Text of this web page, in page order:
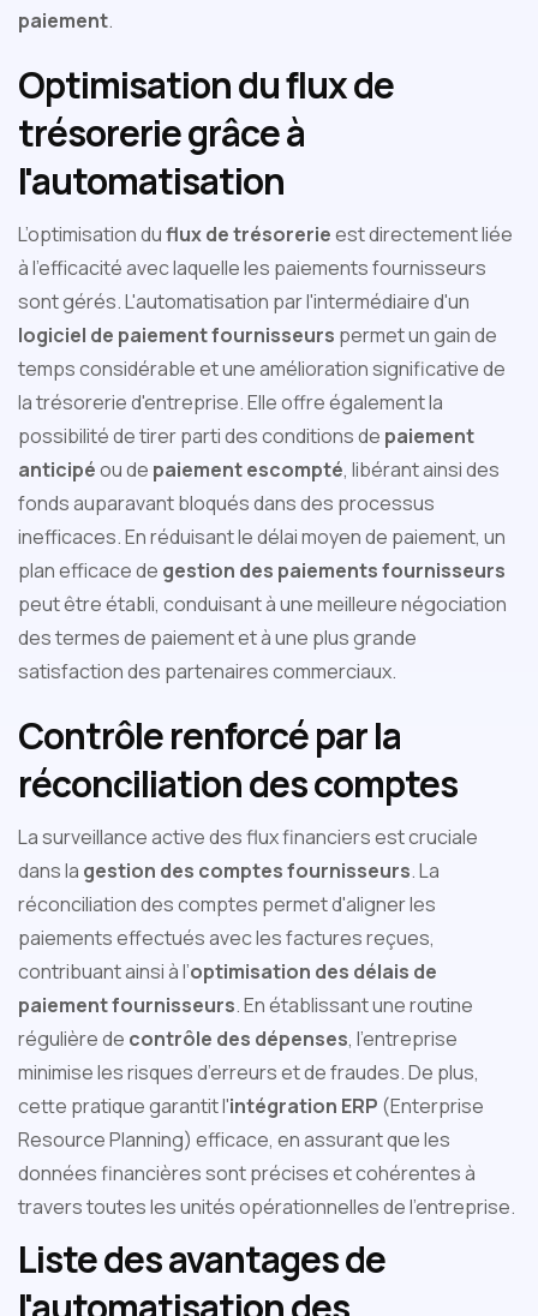
paiement.
Optimisation du flux de
trésorerie grâce à
l'automatisation
L’optimisation duflux de trésorerieest directement liée
à l'efficacité avec laquelle les paiements fournisseurs
sont gérés. L'automatisation par l'intermédiaire d'un
logiciel de paiement fournisseurs permet un gain de
temps considérable et une amélioration significative de
la trésorerie d'entreprise. Elle offre également la
possibilité de tirer parti des conditions de paiement
anticipéou de paiement escompté, libérant ainsi des
fonds auparavant bloqués dans des processus
inefficaces. En réduisant le délai moyen de paiement, un
plan efficace de gestion des paiements fournisseurs
peut être établi, conduisant à une meilleure négociation
des termes de paiement et à une plus grande
satisfaction des partenaires commerciaux.
Contrôle renforcé par la
réconciliation des comptes
La surveillance active des flux financiers est cruciale
dans la gestion des comptes fournisseurs. La
réconciliation des comptes permet d'aligner les
paiements effectués avec les factures reçues,
contribuant ainsi à l’optimisation des délais de
paiement fournisseurs. En établissant une routine
régulière de contrôle des dépenses, l'entreprise
minimise les risques d’erreurs et de fraudes. De plus,
cette pratique garantit l'intégration ERP (Enterprise
Resource Planning) efficace, en assurant que les
données financières sont précises et cohérentes à
travers toutes les unités opérationnelles de l'entreprise.
Liste des avantages de